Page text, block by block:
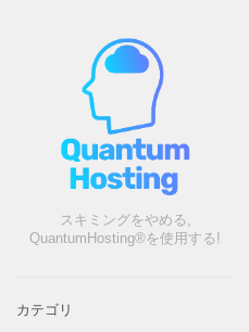
スキミングをやめる,
QuantumHosting®を使用する!
カテゴリ